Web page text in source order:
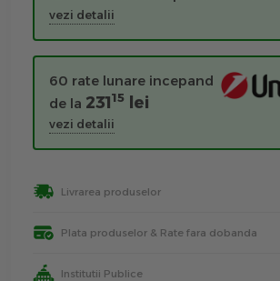
vezi detalii
60 rate lunare incepand
de la 23115 lei
vezi detalii
Livrarea produselor
Plata produselor & Rate fara dobanda
Institutii Publice